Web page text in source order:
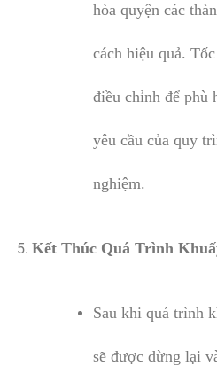
hòa quyện các
cách hiệu quả.
điều chỉnh để phù
yêu cầu của quy
nghiệm.
Kết Thúc Quá Trình
Sau khi quá trình
sẽ được dừng lại